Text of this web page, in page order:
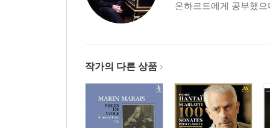
온하르트에게 공부했
작가의 다른 상품